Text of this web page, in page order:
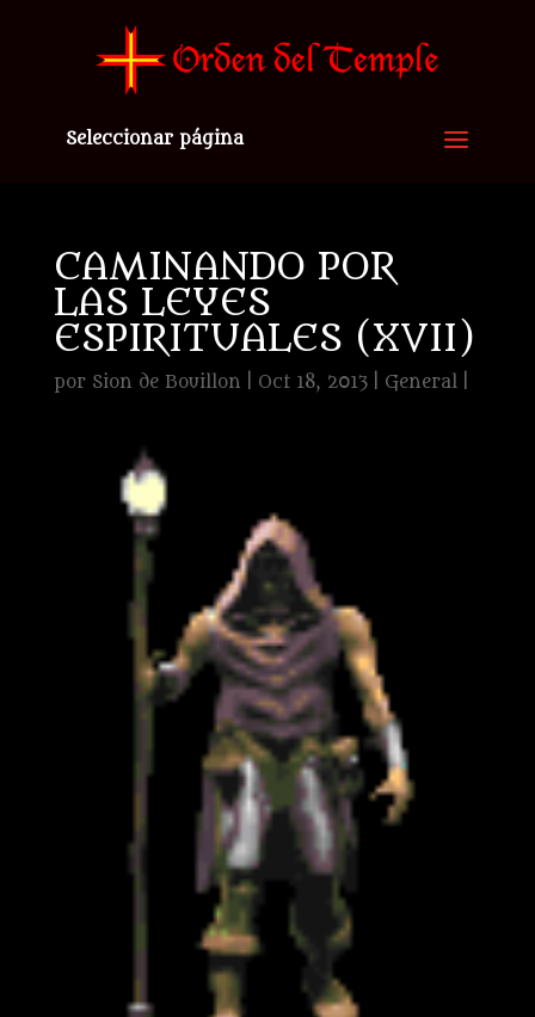
Seleccionar página
CAMINANDO POR
LAS LEYES
ESPIRITUALES (XVII)
por Sion de Bouillon Oct 18, 2013| General|